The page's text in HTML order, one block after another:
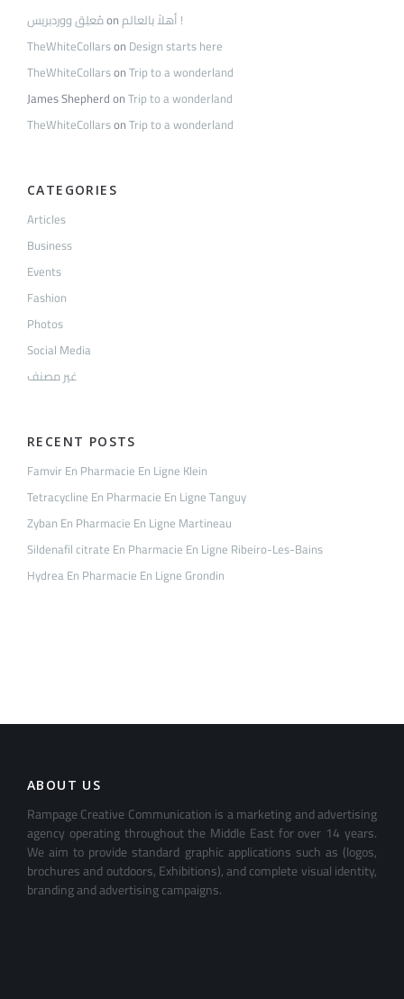
مُعلِق ووردبريسon
أهلاً بالعالم !
TheWhiteCollarson Design starts here
TheWhiteCollarsonTrip to a wonderland
James ShepherdonTrip to a wonderland
TheWhiteCollarsonTrip to a wonderland
CATEGORIES
Articles
Business
Events
Fashion
Photos
Social Media
غير مصنف
RECENT POSTS
Famvir En Pharmacie En Ligne Klein
Tetracycline En Pharmacie En Ligne Tanguy
Zyban En Pharmacie En Ligne Martineau
Sildenafil citrate En Pharmacie En Ligne Ribeiro-Les-Bains
Hydrea En Pharmacie En Ligne Grondin
ABOUT US
Rampage Creative Communication is a marketing and advertising
agency operating throughout the Middle East for over 14 years.
We aim to provide standard graphic applications such as (logos,
brochures and outdoors, Exhibitions), and complete visual identity,
branding and advertising campaigns.